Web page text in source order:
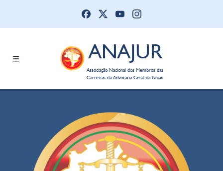
ANAJUR
Associação Nacional dos Membros das
Carreiras da Advocacia-Geral da União